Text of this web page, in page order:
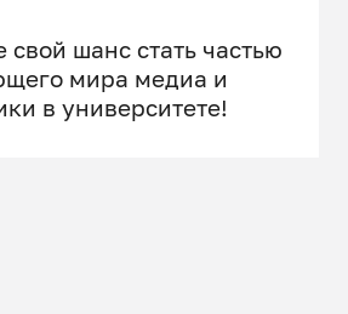
свой шанс стать частью
мира медиа и
в университете!